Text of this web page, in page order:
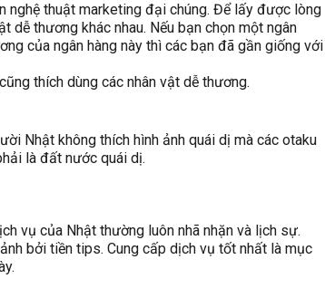
nghệ thuật marketing đại chúng. Để lấy được lòng
dễ thương khác nhau. Nếu bạn chọn một ngân
của ngân hàng này thì các bạn đã gần giống với
thích dùng các nhân vật dễ thương.
Nhật không thích hình ảnh quái dị mà các otaku
là đất nước quái dị.
vụ của Nhật thường luôn nhã nhặn và lịch sự.
bởi tiền tips. Cung cấp dịch vụ tốt nhất là mục